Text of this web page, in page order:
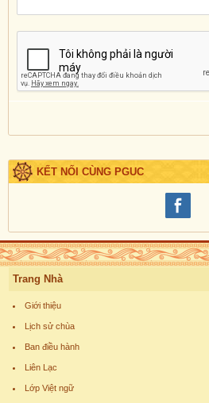
KẾT NỐI CÙNG PGUC
Trang Nhà
Giới thiệu
Lịch sử chùa
Ban điều hành
Liên Lạc
Lớp Việt ngữ